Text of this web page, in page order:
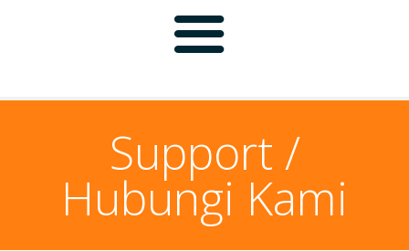
Harga
Support /
Hubungi Kami